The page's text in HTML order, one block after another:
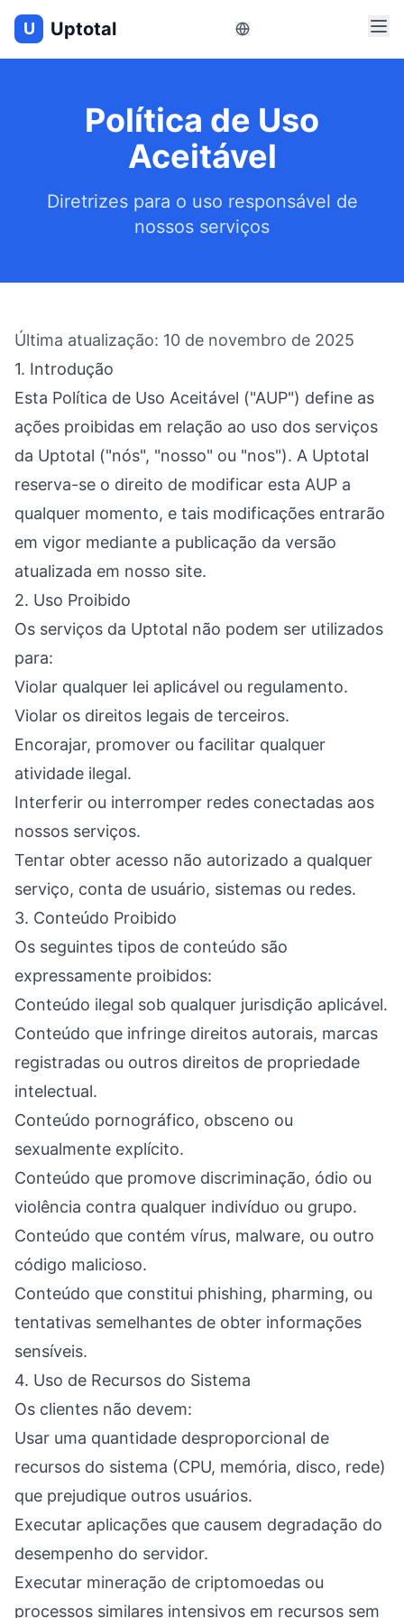
U Uptotal
Política de Uso
Aceitável
Diretrizes para o uso responsável de
nossos serviços
Última atualização: 10 de novembro de 2025
1. Introdução
Esta Política de Uso Aceitável ("AUP") define as
ações proibidas em relação ao uso dos serviços
da Uptotal ("nós", "nosso" ou "nos"). A Uptotal
reserva-se o direito de modificar esta AUP a
qualquer momento, e tais modificações entrarão
em vigor mediante a publicação da versão
atualizada em nosso site.
2. Uso Proibido
Os serviços da Uptotal não podem ser utilizados
para:
Violar qualquer lei aplicável ou regulamento.
Violar os direitos legais de terceiros.
Encorajar, promover ou facilitar qualquer
atividade ilegal.
Interferir ou interromper redes conectadas aos
nossos serviços.
Tentar obter acesso não autorizado a qualquer
serviço, conta de usuário, sistemas ou redes.
3. Conteúdo Proibido
Os seguintes tipos de conteúdo são
expressamente proibidos:
Conteúdo ilegal sob qualquer jurisdição aplicável.
Conteúdo que infringe direitos autorais, marcas
registradas ou outros direitos de propriedade
intelectual.
Conteúdo pornográfico, obsceno ou
sexualmente explícito.
Conteúdo que promove discriminação, ódio ou
violência contra qualquer indivíduo ou grupo.
Conteúdo que contém vírus, malware, ou outro
código malicioso.
Conteúdo que constitui phishing, pharming, ou
tentativas semelhantes de obter informações
sensíveis.
4. Uso de Recursos do Sistema
Os clientes não devem:
Usar uma quantidade desproporcional de
recursos do sistema (CPU, memória, disco, rede)
que prejudique outros usuários.
Executar aplicações que causem degradação do
desempenho do servidor.
Executar mineração de criptomoedas ou
processos similares intensivos em recursos sem